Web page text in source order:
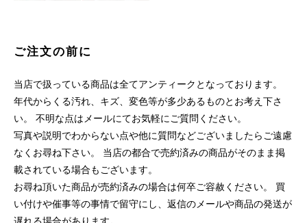
ご注文の前に
当店で扱っている商品は全てアンティークとなっております。
年代からくる汚れ、キズ、変色等が多少あるものとお考え下さ
い。 不明な点はメールにてお気軽にご質問ください。
写真や説明でわからない点や他に質問などございましたらご遠慮
なくお尋ね下さい。 当店の都合で売約済みの商品がそのまま掲
載されている場合もございます。
お尋ね頂いた商品が売約済みの場合は何卒ご容赦ください。 買
い付けや催事等の事情で留守にし、返信のメールや商品の発送が
遅れる場合があります。